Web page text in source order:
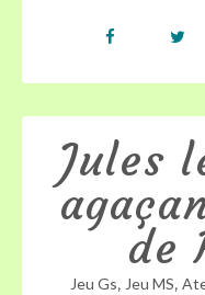
Jules
de
Jeu Gs, Jeu MS,